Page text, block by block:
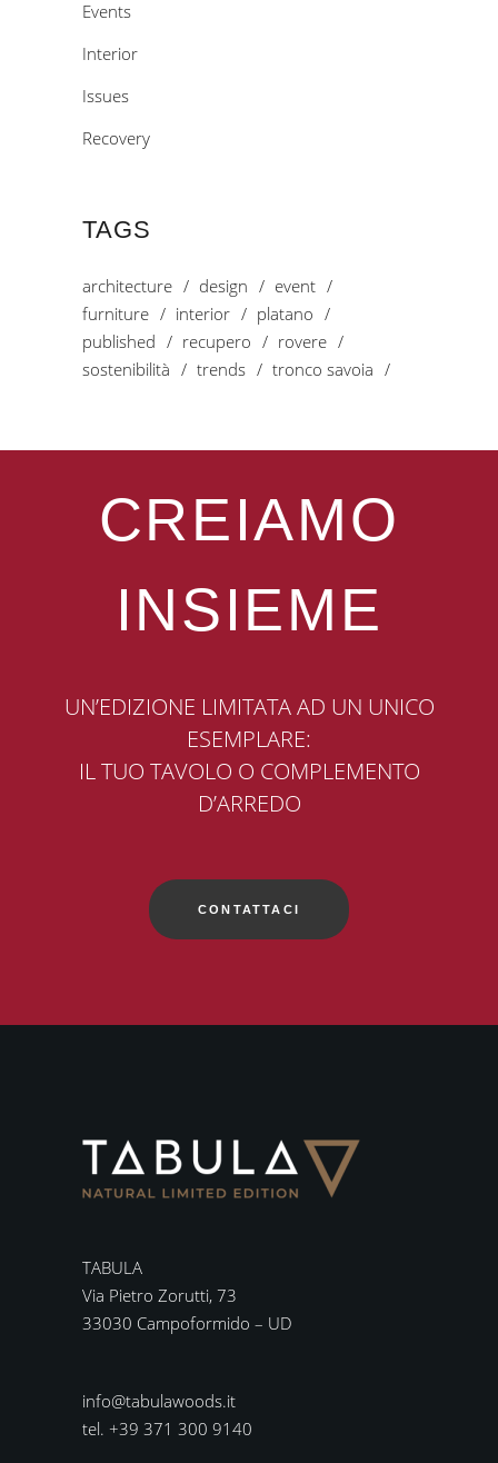
Events
Interior
Issues
Recovery
TAGS
architecture design
event
furniture
interior
platano
published
recupero
rovere
sostenibilità
trends tronco savoia
CREIAMO
INSIEME
UN’EDIZIONE LIMITATA AD UN UNICO
ESEMPLARE:
IL TUO TAVOLO O COMPLEMENTO
D’ARREDO
CONTATTACI
TABULA
Via Pietro Zorutti, 73
33030 Campoformido – UD
info@tabulawoods.it
tel. +39 371 300 9140